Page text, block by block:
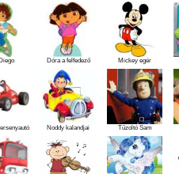
Dóra a felfedező Mickey egér
Noddy kalandjai Tűzoltó Sam